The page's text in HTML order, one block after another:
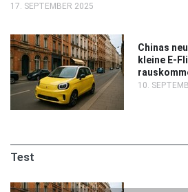
17. SEPTEMBER 2025
Chinas
kleine E-
10.
Test